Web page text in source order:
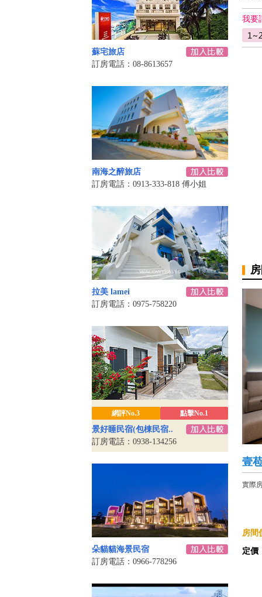
蘇宅旅店
訂房電話：08-8613657
南海之醉旅店
訂房電話：0913-333-818 傅小姐
拉美 lamei
訂房電話：0975-758220
網評No.3 點擊No.1
景好睡民宿(包棟民宿..
訂房電話：0938-134256
朵貓貓海景民宿
訂房電話：0966-778296
我要
壹
實際
房間
定價